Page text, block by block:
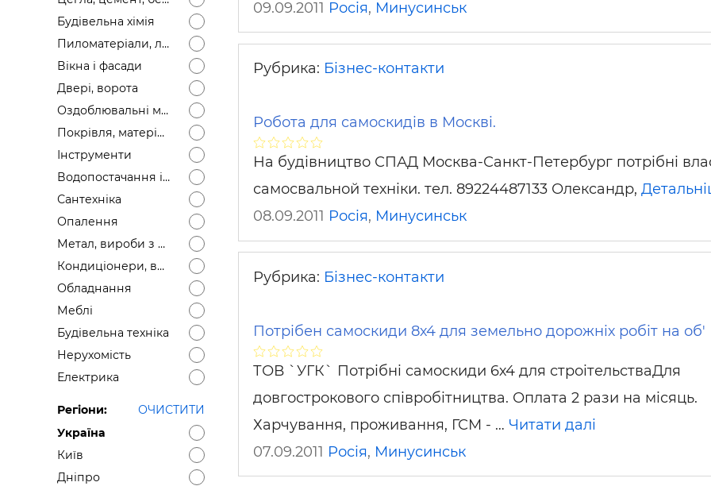
Будівельні і ремонтні послуги
Резюме
Будівельна хімія
Пиломатеріали, лісоматеріали
Вікна і фасади
Двері, ворота
Оздоблювальні матеріали
Покрівля, матеріали
Інструменти
Водопостачання і каналізація
Сантехніка
Опалення
Метал, вироби з металу
Кондиціонери, вентиляція
Обладнання
Меблі
Будівельна техніка
Нерухомість
Електрика
Регіони:
ОЧИСТИТИ
Україна
Київ
Дніпро
09.09.2011 Росія, Минусинськ
Рубрика: Бізнес-контакти
Робота для самоскидів в Москві.
На будівництво СПАД Москва-Санкт-Петербург потрібні
самосвальной техніки. тел. 89224487133 Олександр,
08.09.2011 Росія, Минусинськ
Рубрика: Бізнес-контакти
Потрібен самоскиди 8х4 для земельно дорожніх робіт на об'
ТОВ `УГК` Потрібні самоскиди 6х4 для строітельстваДля
довгострокового співробітництва. Оплата 2 рази на місяць.
Харчування, проживання, ГСМ - … Читати далі
07.09.2011 Росія, Минусинськ